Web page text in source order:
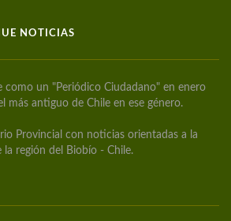
NOTICIAS
como un "Periódico Ciudadano" en enero
más antiguo de Chile en ese género.
Provincial con noticias orientadas a la
la región del Biobío - Chile.